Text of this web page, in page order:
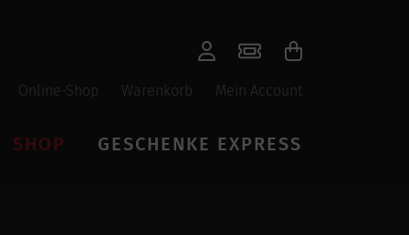
Online-Shop Warenkorb Mein Account
SHOP GESCHENKE EXPRESS